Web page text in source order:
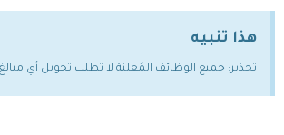
هذا تنبيه
تحذير: جميع الوظائف المُعلنة لا تطلب تحويل أي